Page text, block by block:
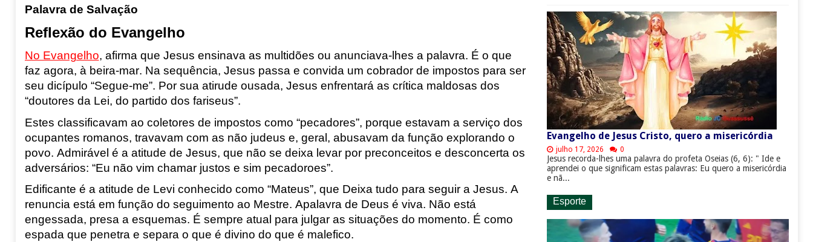
Palavra de Salvação
Reflexão do Evangelho
No Evangelho, afirma que Jesus ensinava as multidões ou anunciava-lhes a palavra. É o que
faz agora, à beira-mar. Na sequência, Jesus passa e convida um cobrador de impostos para ser
seu dicípulo “Segue-me”. Por sua atirude ousada, Jesus enfrentará as crítica maldosas dos
“doutores da Lei, do partido dos fariseus”.
Estes classificavam ao coletores de impostos como “pecadores”, porque estavam a serviço dos
ocupantes romanos, travavam com as não judeus e, geral, abusavam da função explorando o
povo. Admirável é a atitude de Jesus, que não se deixa levar por preconceitos e desconcerta os
adversários: “Eu não vim chamar justos e sim pecadoroes”.
Edificante é a atitude de Levi conhecido como “Mateus”, que Deixa tudo para seguir a Jesus. A
renuncia está em função do seguimento ao Mestre. Apalavra de Deus é viva. Não está
engessada, presa a esquemas. É sempre atual para julgar as situações do momento. É como
espada que penetra e separa o que é divino do que é malefico.
Evangelho de Jesus Cristo, quero a misericórdia
julho 17, 2026 0
Jesus recorda-lhes uma palavra do profeta Oseias (6, 6): " Ide e
aprendei o que significam estas palavras: Eu quero a misericórdia
e nã...
Esporte